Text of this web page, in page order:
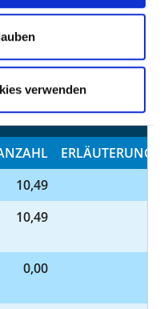
verwenden
UND
UND DIPLOM-
ERLÄUTERUNG
10,49
10,49
0,00